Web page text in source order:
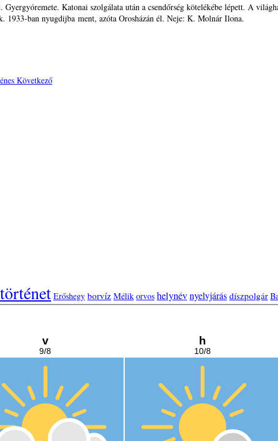
Katonai szolgálata után a csendőrség kötelékébe lépett. A
1933-ban nyugdijba ment, azóta Orosházán él. Neje: K. Molnár Ilona.
Következő
Erőshegy borvíz Mélik orvos helynévnyelvjárás díszpolgár